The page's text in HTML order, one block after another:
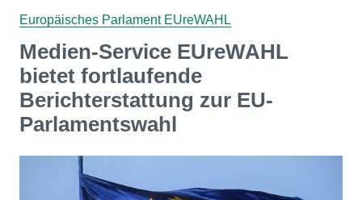
Europäisches Parlament EUreWAHL
Medien-Service EUreWAHL
bietet fortlaufende
Berichterstattung zur EU-
Parlamentswahl